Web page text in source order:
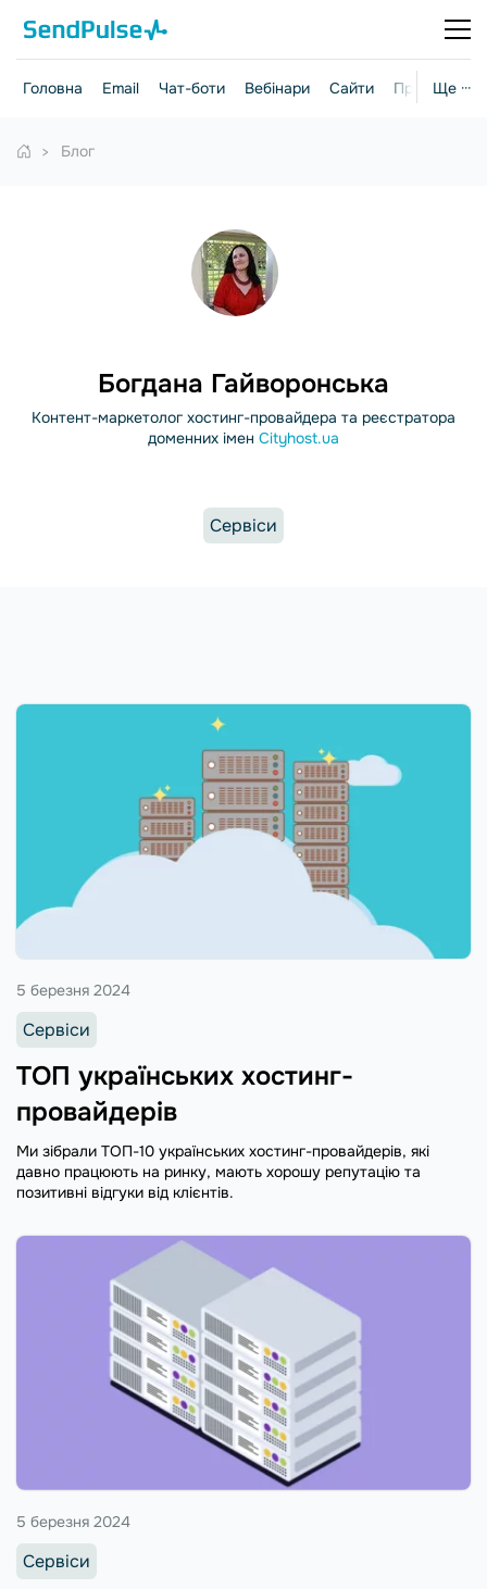
Ще ···
Головна Email Чат-боти Вебінари Сайти Практичні
Блог
Богдана Гайворонська
Контент-маркетолог хостинг-провайдера та реєстратора
доменних імен Cityhost.ua
Сервіси
ТОП українських хостинг-
провайдерів
5 березня 2024
Сервіси
Ми зібрали ТОП-10 українських хостинг-провайдерів, які
давно працюють на ринку, мають хорошу репутацію та
позитивні відгуки від клієнтів.
5 березня 2024
Сервіси